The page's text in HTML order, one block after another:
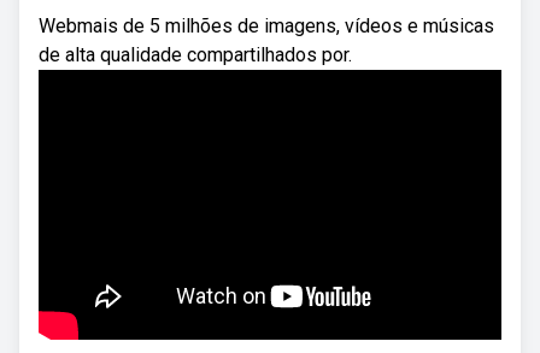
Webmais de 5 milhões de imagens, vídeos e músicas
de alta qualidade compartilhados por.